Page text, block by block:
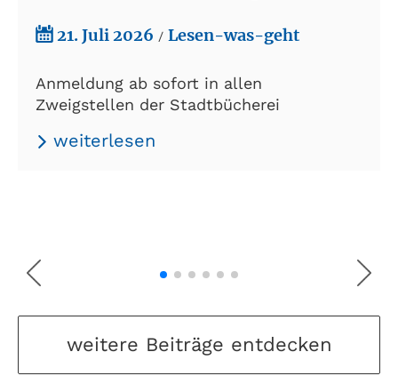
21. Juli 2026 / Lesen-was-geht
Anmeldung ab sofort in allen
Zweigstellen der Stadtbücherei
weiterlesen
weitere Beiträge entdecken